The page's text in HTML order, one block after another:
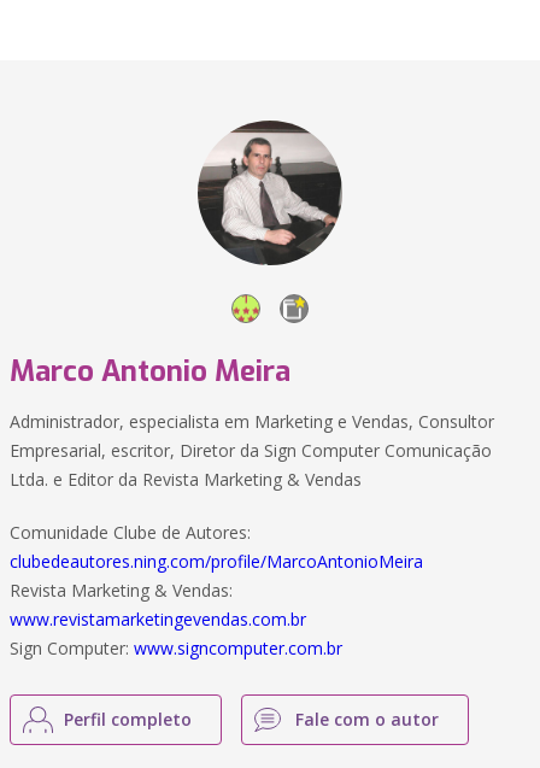
Marco Antonio Meira
Administrador, especialista em Marketing e Vendas, Consultor
Empresarial, escritor, Diretor da Sign Computer Comunicação
Ltda. e Editor da Revista Marketing & Vendas
Comunidade Clube de Autores:
clubedeautores.ning.com/profile/MarcoAntonioMeira
Revista Marketing & Vendas:
www.revistamarketingevendas.com.br
Sign Computer: www.signcomputer.com.br
Perfil completo Fale com o autor